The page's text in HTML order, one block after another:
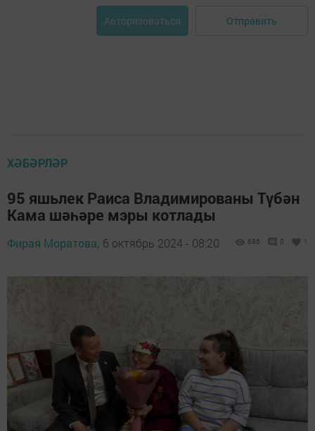
Авторизоваться Отправить
ХӘБӘРЛӘР
95 яшьлек Раиса Владимированы Түбән
Кама шәһәре мэры котлады
Фирая Моратова, 6 октябрь 2024 - 08:20 686 0 1